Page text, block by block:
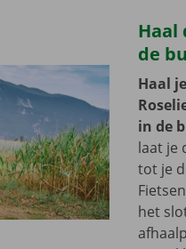
Haal
de
Haal
in de
laat je
tot je
het